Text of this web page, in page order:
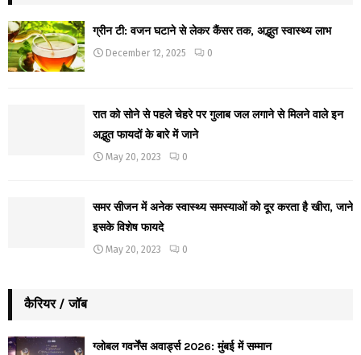
ग्रीन टी: वजन घटाने से लेकर कैंसर तक, अद्भुत स्वास्थ्य लाभ
December 12, 2025 0
रात को सोने से पहले चेहरे पर गुलाब जल लगाने से मिलने वाले इन
अद्भुत फायदों के बारे में जाने
May 20, 2023 0
समर सीजन में अनेक स्वास्थ्य समस्याओं को दूर करता है खीरा, जाने
इसके विशेष फायदे
May 20, 2023 0
कैरियर / जॉब
ग्लोबल गवर्नेंस अवार्ड्स 2026: मुंबई में सम्मान